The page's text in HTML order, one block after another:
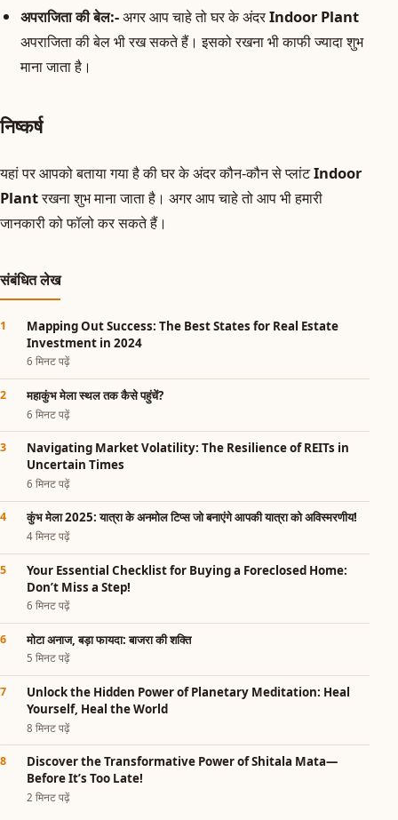
अपराजिता की बेल:-अगर आप चाहे तो घर के अंदरIndoor Plant
अपराजिता की बेल भी रख सकते हैं। इसको रखना भी काफी ज्यादा शुभ
माना जाता है।
निष्कर्ष
यहां पर आपको बताया गया है की घर के अंदर कौन-कौन से प्लांटIndoor
Plantरखना शुभ माना जाता है। अगर आप चाहे तो आप भी हमारी
जानकारी को फॉलो कर सकते हैं।
संबंधित लेख
Mapping Out Success: The Best States for Real Estate
Investment in 2024
6 मिनट पढ़ें
महाकुंभ मेला स्थल तक कैसे पहुंचें?
6 मिनट पढ़ें
Navigating Market Volatility: The Resilience of REITs in
Uncertain Times
6 मिनट पढ़ें
कुंभ मेला 2025: यात्रा के अनमोल टिप्स जो बनाएंगे आपकी यात्रा को अविस्मरणीय!
4 मिनट पढ़ें
Your Essential Checklist for Buying a Foreclosed Home:
Don’t Miss a Step!
6 मिनट पढ़ें
मोटा अनाज, बड़ा फायदा: बाजरा की शक्ति
5 मिनट पढ़ें
Unlock the Hidden Power of Planetary Meditation: Heal
Yourself, Heal the World
8 मिनट पढ़ें
Discover the Transformative Power of Shitala Mata—
Before It’s Too Late!
2 मिनट पढ़ें